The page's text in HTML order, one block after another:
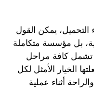
التحميل، يمكن القول
بل مؤسسة متكاملة
كافة مراحل
الخيار الأمثل لكل
أثناء عملية